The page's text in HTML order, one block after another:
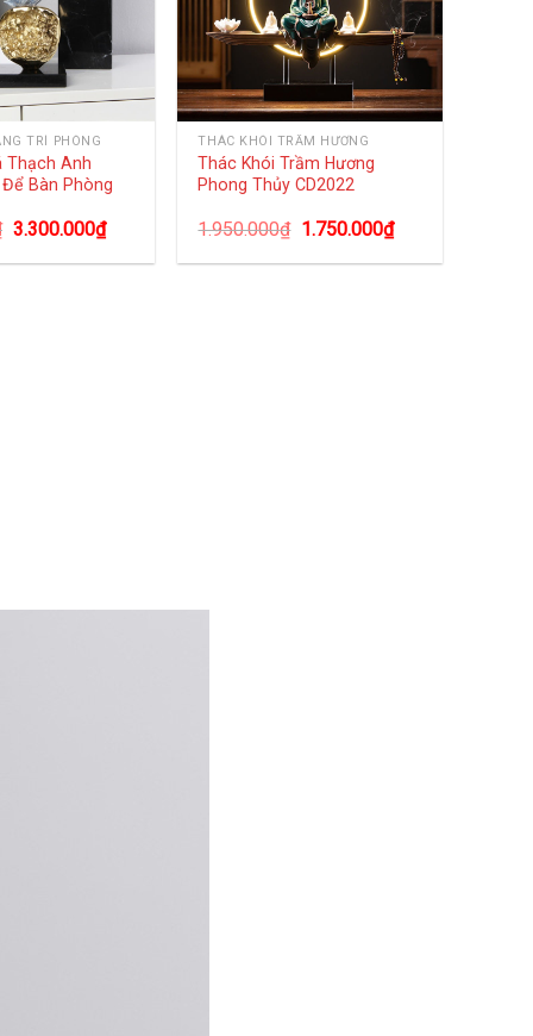
TRÍ PHÒNG
Thạch Anh
Bàn Phòng
3.300.000₫
THÁC KHÓI TRẦM HƯƠNG
Thác Khói Trầm Hương
Phong Thủy CD2022
1.950.000₫ 1.750.000₫